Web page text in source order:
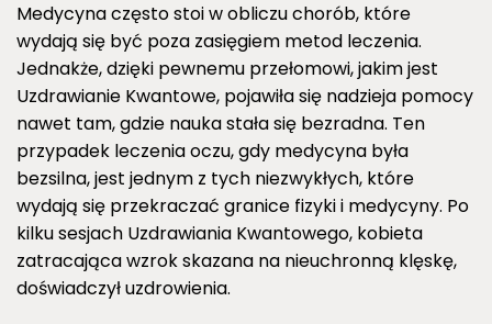
Medycyna często stoi w obliczu chorób, które
wydają się być poza zasięgiem metod leczenia.
Jednakże, dzięki pewnemu przełomowi, jakim jest
Uzdrawianie Kwantowe, pojawiła się nadzieja pomocy
nawet tam, gdzie nauka stała się bezradna. Ten
przypadek leczenia oczu, gdy medycyna była
bezsilna, jest jednym z tych niezwykłych, które
wydają się przekraczać granice fizyki i medycyny. Po
kilku sesjach Uzdrawiania Kwantowego, kobieta
zatracająca wzrok skazana na nieuchronną klęskę,
doświadczył uzdrowienia.